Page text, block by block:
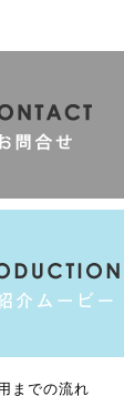
までの流れ